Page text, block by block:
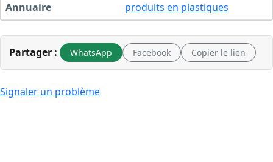
Annuaire
produits en plastiques
Partager : WhatsApp Facebook Copier le lien
Signaler un problème